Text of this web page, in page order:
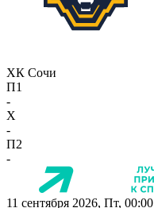
ХК Сочи
П1
-
X
-
П2
-
11 сентября 2026, Пт, 00:00